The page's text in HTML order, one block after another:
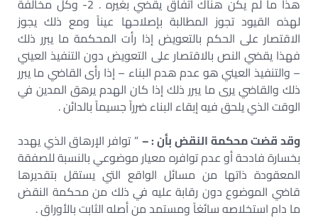
هذا ما لم يكن هناك اتفاق يقضي بغيره . 2- وكل مخالفة
لهذه القيود تجوز المطالبة بإصلاحها عيناً ومع ذلك يجوز
الاقتصار على الحكم بالتعويض إذا رأت المحكمة ما يبرر ذلك
فهذا يقضي النص بالاقتصار على التعويض دون التنفيذ العيني
– والتنفيذ العيني هو عدم هدم البناء – إذا رأى القاضي ما يبرر
ذلك والقاضي يرى ما يبرر ذلك إذا كان الهدم يرهق المدين في
الوقت الذي يلحق فيه إبقاء البناء ضرراً جسيماً بالدائن .
وقد قضت محكمة النقض بأن : –” توافر الإرهاق الذي يهدد
بخسارة فادحة أو عدم توافره معيار موضوعي بالنسبة للصفقة
المعقودة ذاتها من مسائل الواقع التي يستقل بتقديرها
قاضي الموضوع دون رقابة عليه في ذلك من محكمة النقض
ما دام استخلاصه سائغاً ومستمد من أصله الثابت بالأوراق .